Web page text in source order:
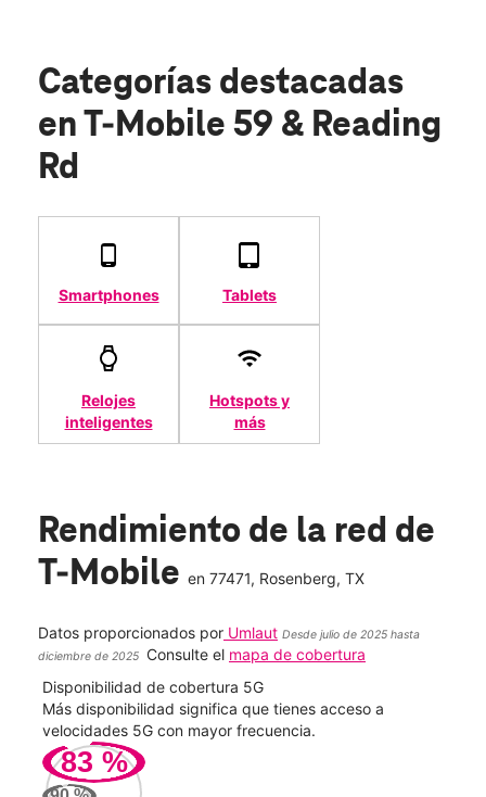
Categorías destacadas
en T-Mobile 59 & Reading
Rd
Smartphones Tablets
Relojes
inteligentes
Hotspots y
más
Rendimiento de la red de
T-Mobile en 77471, Rosenberg, TX
Datos proporcionados por Umlaut Desde julio de 2025 hasta
diciembre de 2025
Consulte el mapa de cobertura
Disponibilidad de cobertura 5G
Más disponibilidad significa que tienes acceso a
velocidades 5G con mayor frecuencia.
83 %